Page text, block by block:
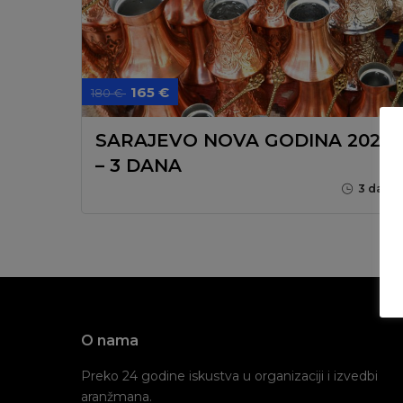
180 € 165 €
SARAJEVO NOVA GODINA 2027.
– 3 DANA
3 dana
O nama
Preko 24 godine iskustva u organizaciji i izvedbi
aranžmana.